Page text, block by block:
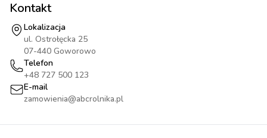
Kontakt
Lokalizacja
ul. Ostrołęcka 25
07-440 Goworowo
Telefon
+48 727 500 123
E-mail
zamowienia@abcrolnika.pl